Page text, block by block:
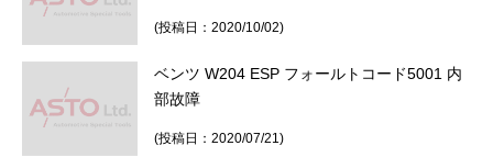
(投稿日：2020/10/02)
ベンツ W204 ESP フォールトコード5001 内
部故障
(投稿日：2020/07/21)